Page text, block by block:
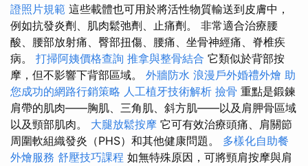
證照片規範 這些載體也可用於將活性物質輸送到皮膚中，
例如抗發炎劑、肌肉鬆弛劑、止痛劑。 非常適合治療腰
酸、腰部放射痛、臀部扭傷、腰痛、坐骨神經痛、脊椎疾
病。 打掃阿姨價格查詢 推拿與整骨結合 它類似於背部按
摩，但不影響下背部區域。 外牆防水 浪漫戶外婚禮外燴 助
您成功的網路行銷策略 人工植牙技術解析 撿骨 重點是鍛鍊
肩帶的肌肉——胸肌、三角肌、斜方肌——以及肩胛骨區域
以及頸部肌肉。 大腿放鬆按摩 它可有效治療頭痛、肩關節
周圍軟組織發炎（PHS）和其他健康問題。 多樣化自助餐
外燴服務 舒壓技巧課程 如無特殊原因，可將頸肩按摩與肩